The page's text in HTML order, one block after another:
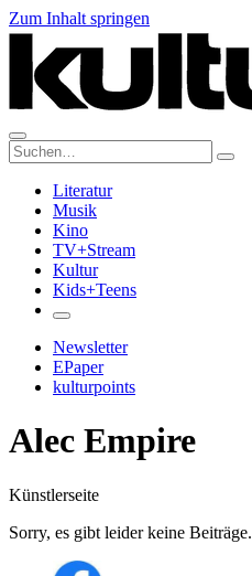
Zum Inhalt springen
Suche:
Literatur
Musik
Kino
TV+Stream
Kultur
Kids+Teens
Newsletter
EPaper
kulturpoints
Alec Empire
Künstlerseite
Sorry, es gibt leider keine Beiträge.